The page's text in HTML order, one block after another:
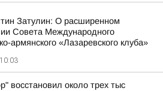
Затулин: О расширенном
Совета Международного
армянского «Лазаревского клуба»
10:03
восстановил около трех тыс